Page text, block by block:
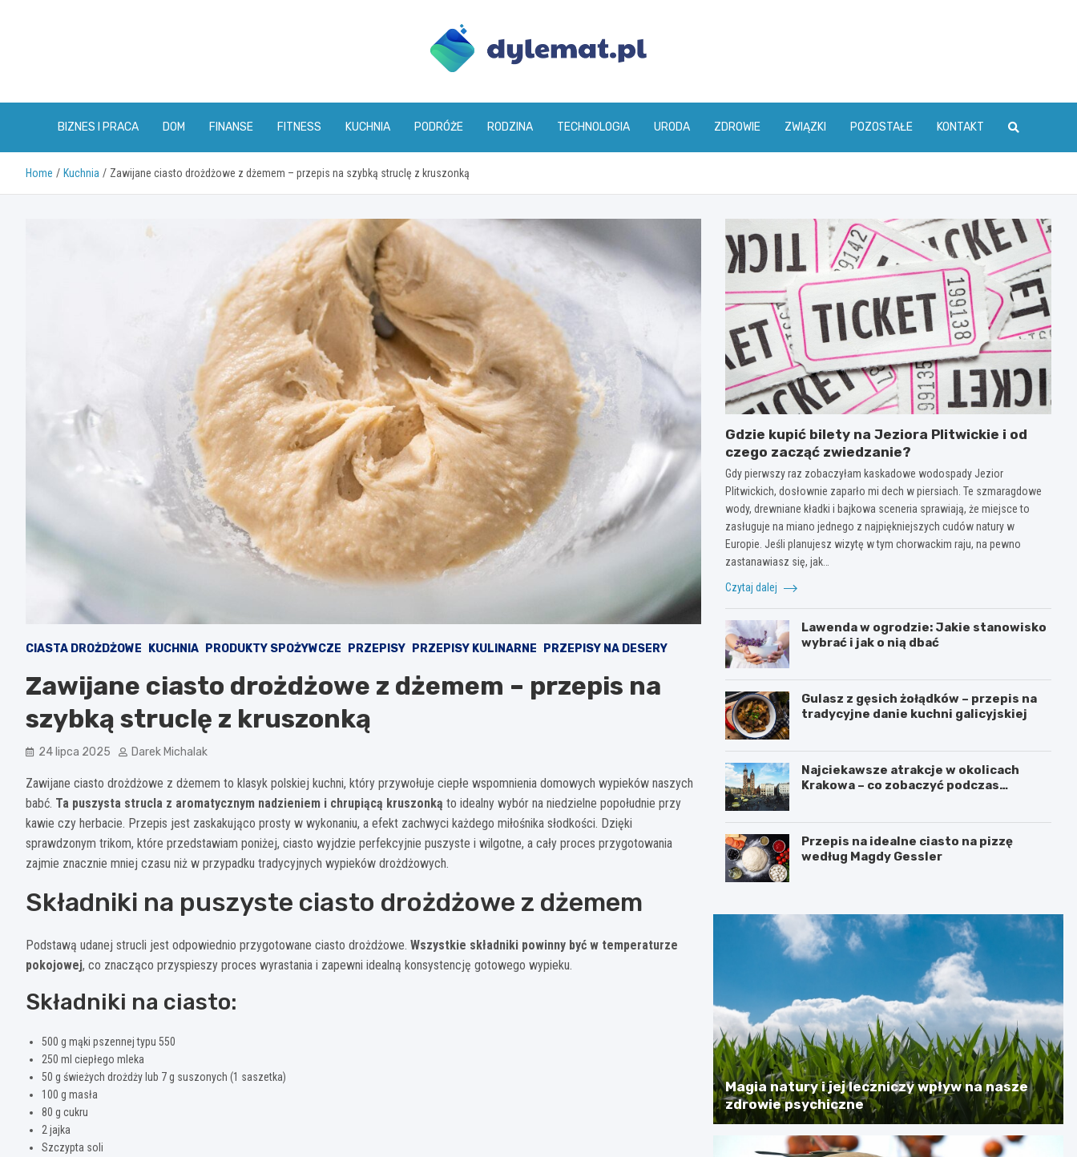
dylemat.pl
BIZNES I PRACA DOM FINANSE FITNESS KUCHNIA PODRÓŻE RODZINA TECHNOLOGIA URODA ZDROWIE ZWIĄZKI POZOSTAŁE KONTAKT
Home Kuchnia Zawijane ciasto drożdżowe z dżemem – przepis na szybką struclę z kruszonką
CIASTA DROŻDŻOWE KUCHNIA PRODUKTY SPOŻYWCZE PRZEPISY PRZEPISY KULINARNE PRZEPISY NA DESERY
Zawijane ciasto drożdżowe z dżemem – przepis na
szybką struclę z kruszonką
24 lipca 2025 Darek Michalak
Zawijane ciasto drożdżowe z dżemem to klasyk polskiej kuchni, który przywołuje ciepłe wspomnienia domowych wypieków naszych
babć. Ta puszysta strucla z aromatycznym nadzieniem i chrupiącą kruszonką to idealny wybór na niedzielne popołudnie przy
kawie czy herbacie. Przepis jest zaskakująco prosty w wykonaniu, a efekt zachwyci każdego miłośnika słodkości. Dzięki
sprawdzonym trikom, które przedstawiam poniżej, ciasto wyjdzie perfekcyjnie puszyste i wilgotne, a cały proces przygotowania
zajmie znacznie mniej czasu niż w przypadku tradycyjnych wypieków drożdżowych.
Składniki na puszyste ciasto drożdżowe z dżemem
Podstawą udanej strucli jest odpowiednio przygotowane ciasto drożdżowe. Wszystkie składniki powinny być w temperaturze
pokojowej, co znacząco przyspieszy proces wyrastania i zapewni idealną konsystencję gotowego wypieku.
Składniki na ciasto:
500 g mąki pszennej typu 550
250 ml ciepłego mleka
50 g świeżych drożdży lub 7 g suszonych (1 saszetka)
100 g masła
80 g cukru
2 jajka
Szczypta soli
Gdzie kupić bilety na Jeziora Plitwickie i od
czego zacząć zwiedzanie?
Gdy pierwszy raz zobaczyłam kaskadowe wodospady Jezior
Plitwickich, dosłownie zaparło mi dech w piersiach. Te szmaragdowe
wody, drewniane kładki i bajkowa sceneria sprawiają, że miejsce to
zasługuje na miano jednego z najpiękniejszych cudów natury w
Europie. Jeśli planujesz wizytę w tym chorwackim raju, na pewno
zastanawiasz się, jak…
Czytaj dalej
Lawenda w ogrodzie: Jakie stanowisko
wybrać i jak o nią dbać
Gulasz z gęsich żołądków – przepis na
tradycyjne danie kuchni galicyjskiej
Najciekawsze atrakcje w okolicach
Krakowa – co zobaczyć podczas
Przepis na idealne ciasto na pizzę
według Magdy Gessler
Magia natury i jej leczniczy wpływ na nasze
zdrowie psychiczne